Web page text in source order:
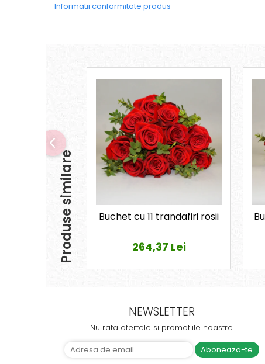
Informatii conformitate produs
Produse similare Buchet cu 11 trandafiri rosii
264,37 Lei
NEWSLETTER
Nu rata ofertele si promotiile noastre